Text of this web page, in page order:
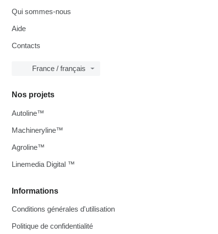
Qui sommes-nous
Aide
Contacts
France / français
Informations
Conditions générales d'utilisation
Politique de confidentialité
Nos projets
Autoline™
Machineryline™
Agroline™
Linemedia Digital ™